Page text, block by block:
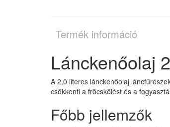
Termék információ
Lánckenőolaj
A 2,0 literes lánckenőolaj
csökkenti a fröcskölést és a
Főbb jellemzők